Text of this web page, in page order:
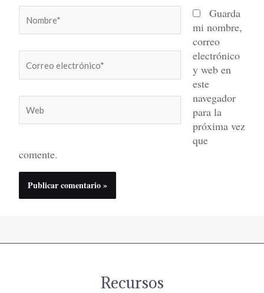
electrónico*
Guarda
mi nombre,
correo
electrónico
y web en
este
navegador
para la
próxima vez
que
comente.
Recursos